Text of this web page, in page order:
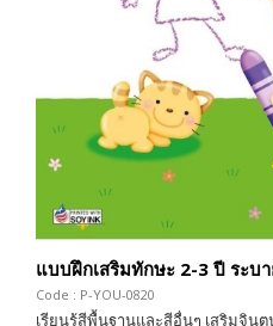
แบบฝึกเสริมทักษะ 2-3 ปี ระบ
Code : P-YOU-0820
เรียนรู้สีพื้นฐานและสีอื่นๆ เสริมจิน